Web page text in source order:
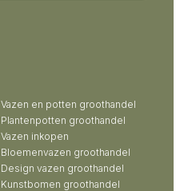
Vazen en potten groothandel
Plantenpotten groothandel
Vazen inkopen
Bloemenvazen groothandel
Design vazen groothandel
Kunstbomen groothandel